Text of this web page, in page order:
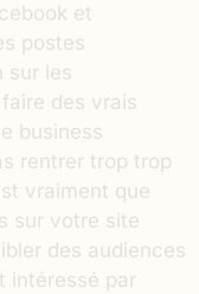
et
postes
sur les
des vrais
business
rentrer trop trop
vraiment que
sur votre site
des audiences
intéressé par